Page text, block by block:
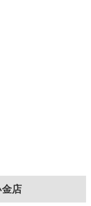
店